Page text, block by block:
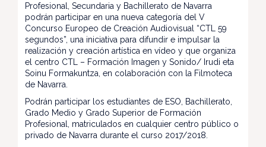
Profesional, Secundaria y Bachillerato de Navarra
podrán participar en una nueva categoría del V
Concurso Europeo de Creación Audiovisual “CTL 59
segundos”, una iniciativa para difundir e impulsar la
realización y creación artística en vídeo y que organiza
el centro CTL – Formación Imagen y Sonido/ Irudi eta
Soinu Formakuntza, en colaboración con la Filmoteca
de Navarra.
Podrán participar los estudiantes de ESO, Bachillerato,
Grado Medio y Grado Superior de Formación
Profesional, matriculados en cualquier centro público o
privado de Navarra durante el curso 2017/2018.